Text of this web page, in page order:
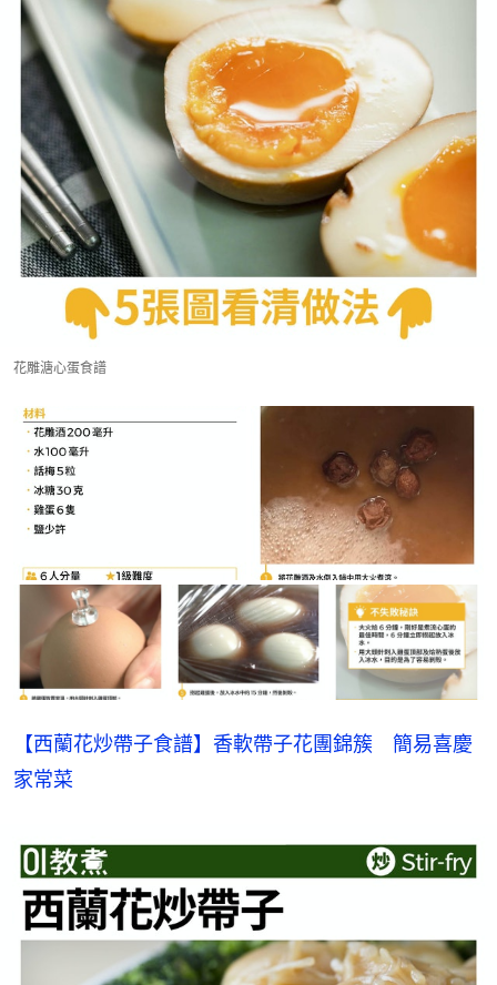
花雕溏心蛋食譜
【西蘭花炒帶子食譜】香軟帶子花團錦簇　簡易喜慶
家常菜